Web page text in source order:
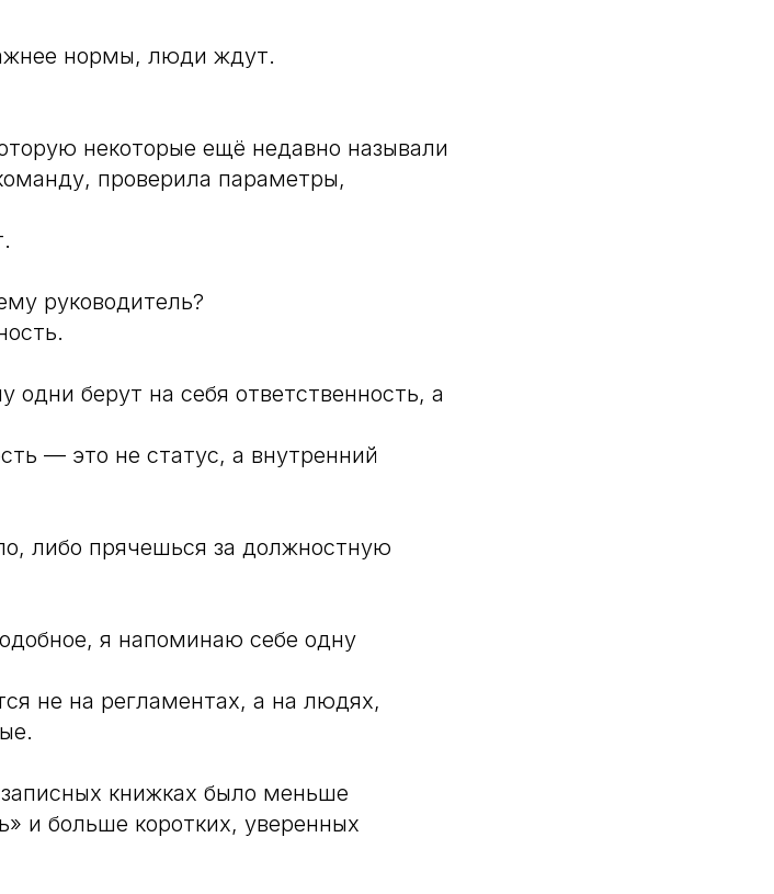
нормы, люди ждут.
некоторые ещё недавно называли
проверила параметры,
руководитель?
берут на себя ответственность, а
— это не статус, а внутренний
либо прячешься за должностную
я напоминаю себе одну
не на регламентах, а на людях,
книжках было меньше
и больше коротких, уверенных